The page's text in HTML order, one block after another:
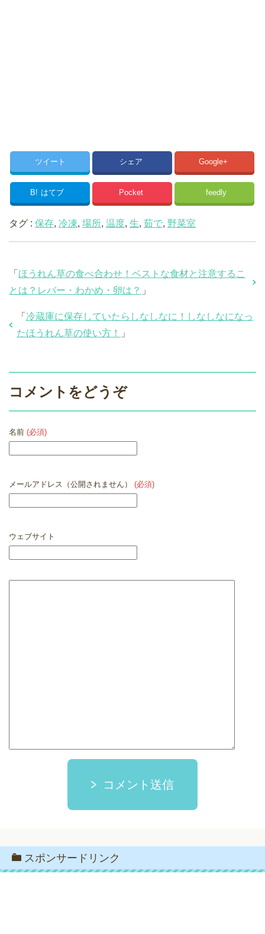
ツイート シェア Google+
B! はてブ Pocket feedly
タグ : 保存, 冷凍, 場所, 温度, 生, 茹で, 野菜室
「 ほうれん草の食べ合わせ！ベストな食材と注意するこ
とは？レバー・わかめ・卵は？ 」
「 冷蔵庫に保存していたらしなしなに！しなしなになっ
たほうれん草の使い方！
」
コメントをどうぞ
名前 (必須)
メールアドレス（公開されません） (必須)
ウェブサイト
コメント送信
スポンサードリンク